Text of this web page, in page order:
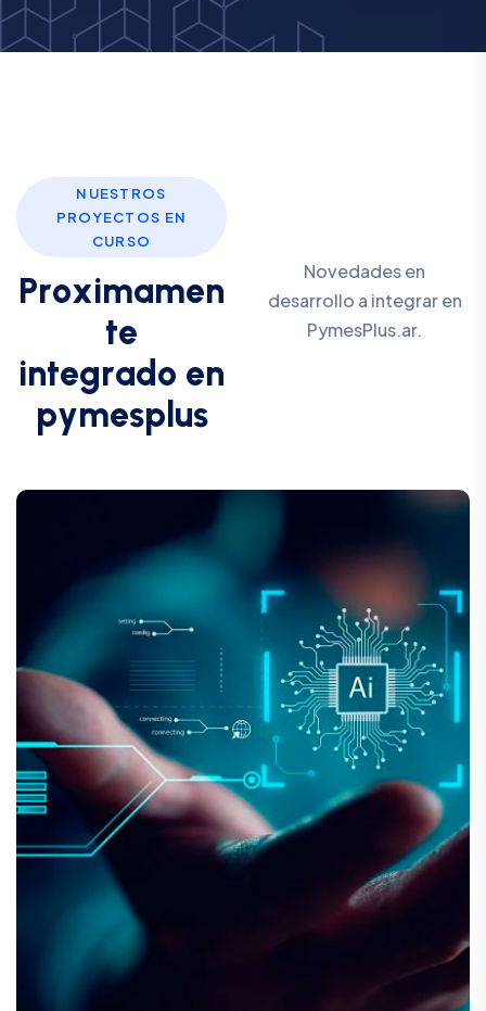
NUESTROS
PROYECTOS EN
CURSO
Proximamen
te
integrado en
pymesp us
Novedades en
desarrollo a integrar en
PymesPlus.ar.